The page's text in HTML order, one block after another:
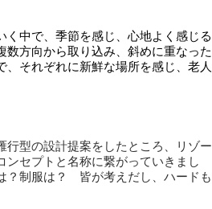
中で、季節を感じ、心地よく感じる
方向から取り込み、斜めに重なった
それぞれに新鮮な場所を感じ、老人
行型の設計提案をしたところ、リゾー
ンセプトと名称に繋がっていきまし
？制服は？ 皆が考えだし、ハードも